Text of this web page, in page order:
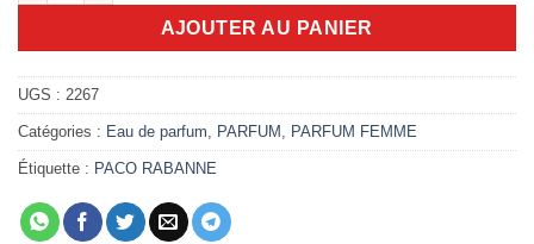
AJOUTER AU PANIER
UGS : 2267
Catégories : Eau de parfum PARFUM PARFUM FEMME
Étiquette : PACO RABANNE